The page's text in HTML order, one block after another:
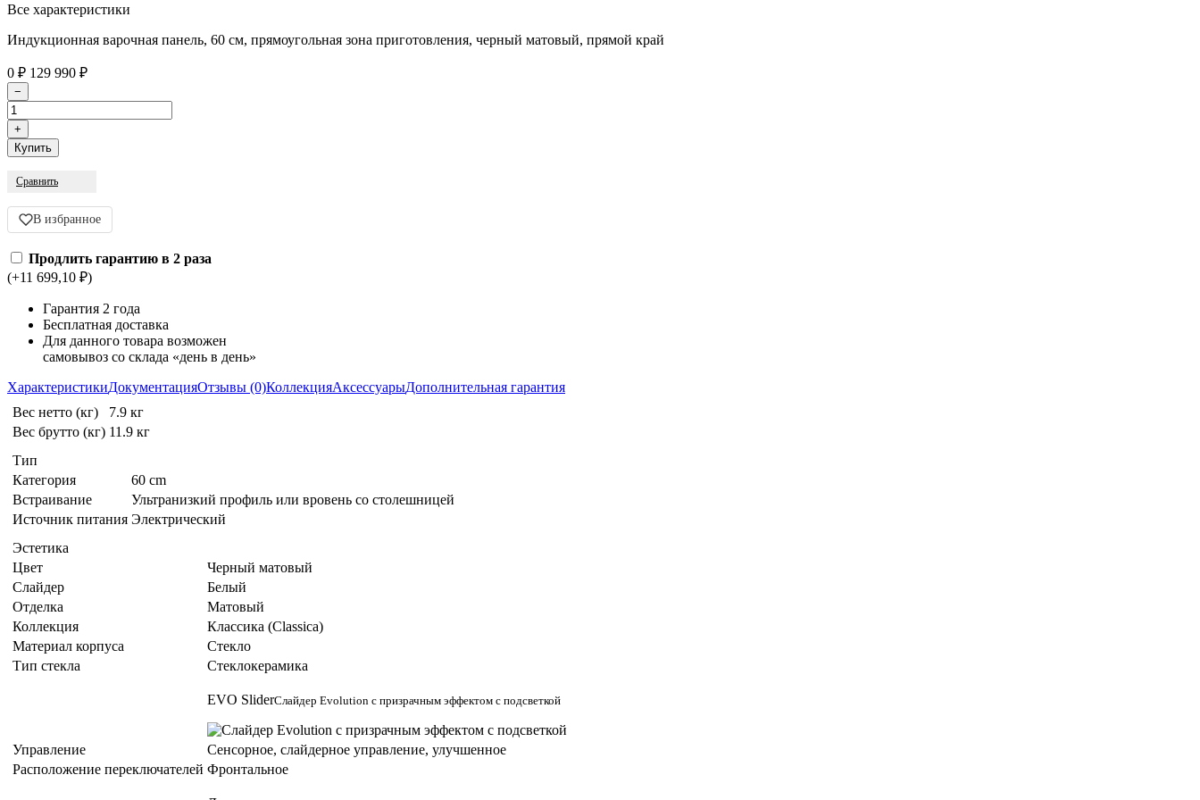
Все характеристики
Индукционная варочная панель, 60 см, прямоугольная зона приготовления, черный матовый, прямой край
0 ₽ 129 990 ₽
Сравнить
В избранное
Продлить гарантию в 2 раза
(+11 699,10 ₽)
Гарантия 2 года
Бесплатная доставка
Для данного товара возможен
самовывоз со склада «день в день»
ХарактеристикиДокументацияОтзывы (0)КоллекцияАксессуарыДополнительная гарантия
Вес нетто (кг)
7.9 кг
Вес брутто (кг) 11.9 кг
Тип
Категория
60 cm
Встраивание
Ультранизкий профиль или вровень со столешницей
Источник питания Электрический
Эстетика
Цвет
Черный матовый
Слайдер
Белый
Отделка
Матовый
Коллекция
Классика (Classica)
Материал корпуса
Стекло
Тип стекла
Стеклокерамика
EVO SliderСлайдер Evolution с призрачным эффектом с подсветкой
Управление
Сенсорное, слайдерное управление, улучшенное
Расположение переключателей Фронтальное